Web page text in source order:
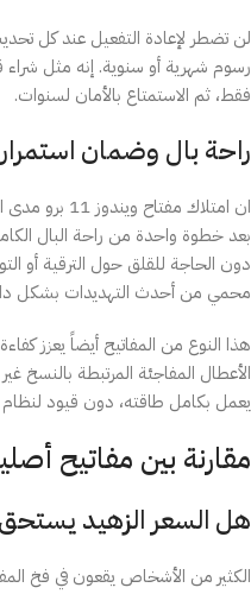
لن تضطر لإعادة التفعيل عند كل
رسوم شهرية أو سنوية. إنه مثل
فقط، ثم الاستمتاع بالأمان لسنوات.
راحة بال وضمان
ان امتلاك
بعد خطوة واحدة من راحة البال
دون الحاجة للقلق حول الترقية أو
محمي من أحدث التهديدات بشكل
هذا النوع من المفاتيح أيضاً يعزز
الأعطال المفاجئة المرتبطة بالنسخ
يعمل بكامل طاقته، دون قيود
مقارنة بين مفاتيح
هل السعر الزهيد
الكثير من الأشخاص يقعون في فخ